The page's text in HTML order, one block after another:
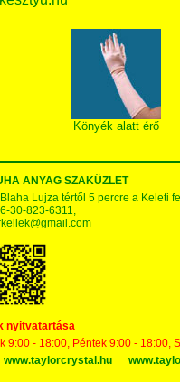
Könyék alatt érő
ANYAG SZAKÜZLET
Lujza tértől 5 percre a Keleti
30-823-6311,
nyitvatartása
- 18:00, Péntek 9:00 - 18:00,
www.taylorcrystal.hu